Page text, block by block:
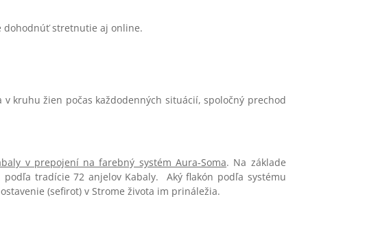
dohodnúť stretnutie aj online.
kruhu žien počas každodenných situácií, spoločný prechod
v prepojení na farebný systém Aura-Soma. Na základe
tradície 72 anjelov Kabaly. Aký flakón podľa systému
(sefirot) v Strome života im prináležia.